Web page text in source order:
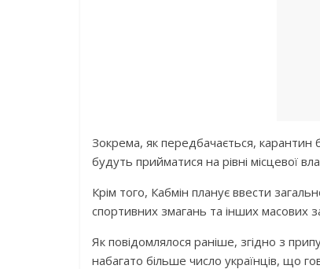
Зокрема, як передбачається, карантин
будуть прийматися на рівні місцевої
Крім того, Кабмін планує ввести
спортивних змагань та інших масових
Як повідомлялося раніше, згідно з
набагато більше число українців, що